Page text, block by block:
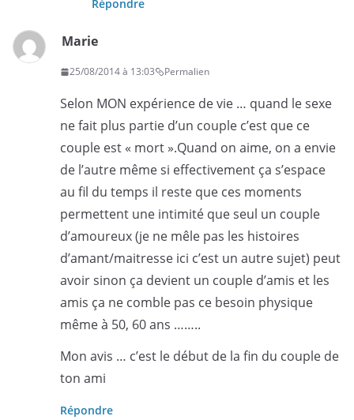
Répondre
Marie
25/08/2014 à 13:03 Permalien
Selon MON expérience de vie … quand le sexe
ne fait plus partie d’un couple c’est que ce
couple est « mort ».Quand on aime, on a envie
de l’autre même si effectivement ça s’espace
au fil du temps il reste que ces moments
permettent une intimité que seul un couple
d’amoureux (je ne mêle pas les histoires
d’amant/maitresse ici c’est un autre sujet) peut
avoir sinon ça devient un couple d’amis et les
amis ça ne comble pas ce besoin physique
même à 50, 60 ans ……..
Mon avis … c’est le début de la fin du couple de
ton ami
Répondre